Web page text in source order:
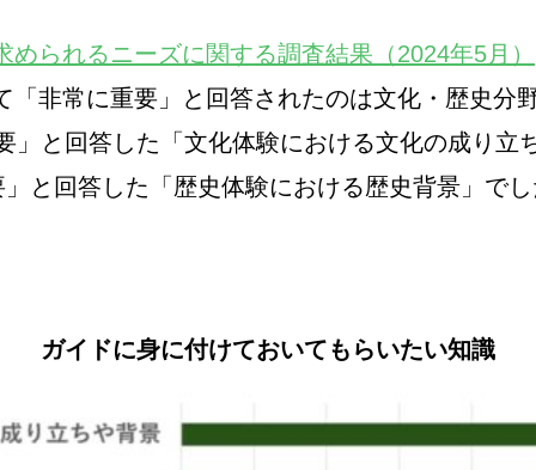
められるニーズに関する調査結果（2024年5月）
「非常に重要」と回答されたのは文化・歴史分
」と回答した「文化体験における文化の成り立
と回答した「歴史体験における歴史背景」で
ガイドに身に付けておいてもらいたい知識